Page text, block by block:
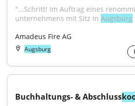
"...Schritt! Im Auftrag eines
unternehmens mit Sitz in Augsburg
Amadeus Fire AG
Augsburg
Buchhaltungs- & Abschluss